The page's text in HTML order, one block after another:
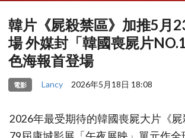
韓片《屍殺禁區》加推5月
場 外媒封「韓國喪屍片
色海報首登場
電影 Lancy 2026年5月18日 18:08
2026年最受期待的韓國喪屍大片《